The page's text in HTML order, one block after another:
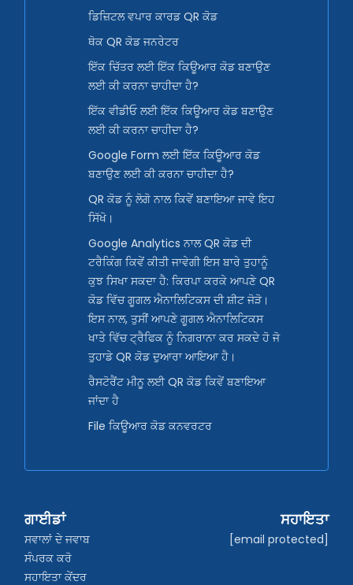
ਡਿਜ਼ਿਟਲ ਵਪਾਰ ਕਾਰਡ QR ਕੋਡ
ਥੋਕ QR ਕੋਡ ਜਨਰੇਟਰ
ਇੱਕ ਚਿੱਤਰ ਲਈ ਇੱਕ ਕਿਊਆਰ ਕੋਡ ਬਣਾਉਣ
ਲਈ ਕੀ ਕਰਨਾ ਚਾਹੀਦਾ ਹੈ?
ਇੱਕ ਵੀਡੀਓ ਲਈ ਇੱਕ ਕਿਊਆਰ ਕੋਡ ਬਣਾਉਣ
ਲਈ ਕੀ ਕਰਨਾ ਚਾਹੀਦਾ ਹੈ?
Google Form ਲਈ ਇੱਕ ਕਿਊਆਰ ਕੋਡ
ਬਣਾਉਣ ਲਈ ਕੀ ਕਰਨਾ ਚਾਹੀਦਾ ਹੈ?
QR ਕੋਡ ਨੂੰ ਲੋਗੋ ਨਾਲ ਕਿਵੇਂ ਬਣਾਇਆ ਜਾਵੇ ਇਹ
ਸਿੱਖੋ।
Google Analytics ਨਾਲ QR ਕੋਡ ਦੀ
ਟਰੈਕਿੰਗ ਕਿਵੇਂ ਕੀਤੀ ਜਾਵੇਗੀ ਇਸ ਬਾਰੇ ਤੁਹਾਨੂੰ
ਕੁਝ ਸਿਖਾ ਸਕਦਾ ਹੈ: ਕਿਰਪਾ ਕਰਕੇ ਆਪਣੇ QR
ਕੋਡ ਵਿੱਚ ਗੂਗਲ ਐਨਾਲਿਟਿਕਸ ਦੀ ਸ਼ੀਟ ਜੋੜੋ।
ਇਸ ਨਾਲ, ਤੁਸੀਂ ਆਪਣੇ ਗੂਗਲ ਐਨਾਲਿਟਿਕਸ
ਖਾਤੇ ਵਿੱਚ ਟ੍ਰੈਫਿਕ ਨੂੰ ਨਿਗਰਾਨਾ ਕਰ ਸਕਦੇ ਹੋ ਜੋ
ਤੁਹਾਡੇ QR ਕੋਡ ਦੁਆਰਾ ਆਇਆ ਹੈ।
ਰੈਸਟੋਰੈਂਟ ਮੀਨੂ ਲਈ QR ਕੋਡ ਕਿਵੇਂ ਬਣਾਇਆ
ਜਾਂਦਾ ਹੈ
File ਕਿਊਆਰ ਕੋਡ ਕਨਵਰਟਰ
ਗਾਈਡਾਂ
ਸਵਾਲਾਂ ਦੇ ਜਵਾਬ
ਸੰਪਰਕ ਕਰੋ
ਸਹਾਇਤਾ ਕੇਂਦਰ
ਸਹਾਇਤਾ
[email protected]